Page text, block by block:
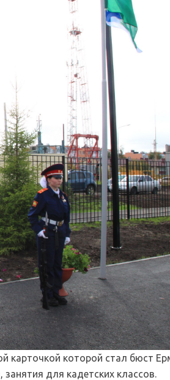
карточкой которой стал бюст
для кадетских классов.